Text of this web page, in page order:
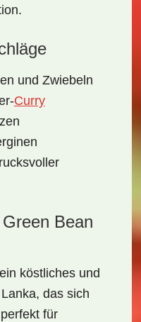
und Zwiebeln
Curry
Bean
köstliches und
das sich
für